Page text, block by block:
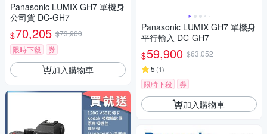
Panasonic LUMIX GH7 單機身
公司貨 DC-GH7
$70,205 $73,900
限時下殺
券
加入購物車
Panasonic LUMIX GH7 單機身
平行輸入 DC-GH7
$59,900 $63,052
5 (1)
限時下殺 券
加入購物車